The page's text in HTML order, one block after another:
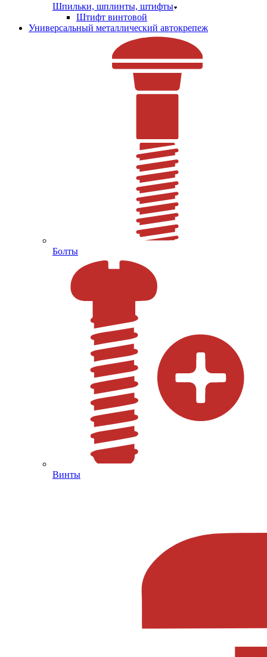
Шпильки, шплинты, штифты
Штифт винтовой
Универсальный металлический автокрепеж
Болты
Винты